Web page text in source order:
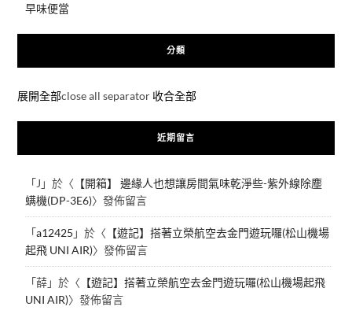
早味便當
分類
展開全部close all separator 收合全部
近期留言
「J 」於〈 【開箱】 邊緣人也想讓房間氣味乾淨些-紫外線除塵
螨機(DP-3E6)〉發佈留言
「a12425 」於〈 【遊記】搭著立榮航空去金門遊玩囉(松山機場
起飛 UNI AIR)〉發佈留言
「薛」於〈 【遊記】搭著立榮航空去金門遊玩囉(松山機場起飛
UNI AIR)〉發佈留言